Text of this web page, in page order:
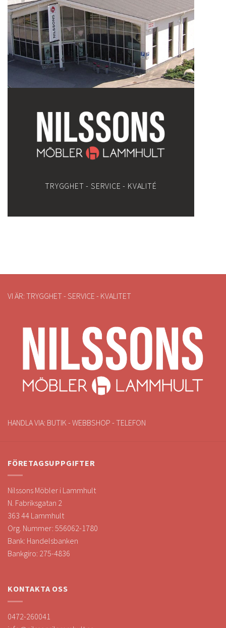
TRYGGHET - SERVICE - KVALITÉ
VI ÄR: TRYGGHET - SERVICE - KVALITET
HANDLA VIA: BUTIK - WEBBSHOP - TELEFON
FÖRETAGSUPPGIFTER
Nilssons Möbler i Lammhult
N. Fabriksgatan 2
363 44 Lammhult
Org. Nummer: 556062-1780
Bank: Handelsbanken
Bankgiro: 275-4836
KONTAKTA OSS
0472-260041